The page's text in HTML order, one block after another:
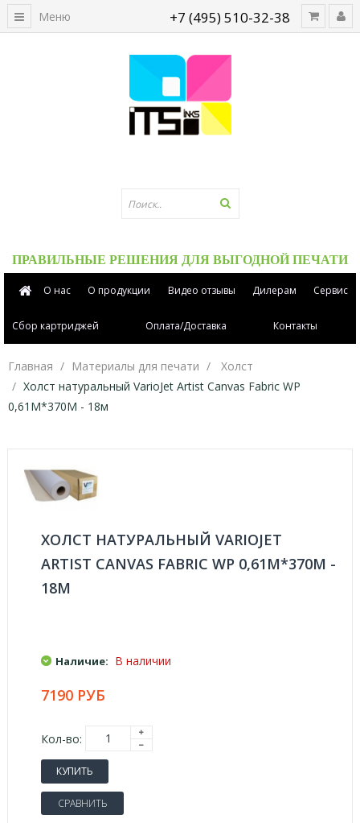
+7 (495) 510-32-38
ПРАВИЛЬНЫЕ РЕШЕНИЯ ДЛЯ ВЫГОДНОЙ ПЕЧАТИ
Меню
О нас О продукции Видео отзывы Дилерам Сервис
Сбор картриджей Оплата/Доставка Контакты
Главная Материалы для печати
Холст
Холст натуральный VarioJet Artist Canvas Fabric WP
0,61М*370M - 18м
ХОЛСТ НАТУРАЛЬНЫЙ VARIOJET
ARTIST CANVAS FABRIC WP 0,61М*370M -
18М
Наличие: В наличии
7190 РУБ
Кол-во:
КУПИТЬ
СРАВНИТЬ